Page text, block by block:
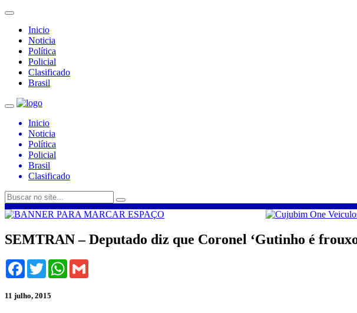
Inicio
Noticia
Política
Policial
Clasificado
Brasil
Inicio
Noticia
Política
Policial
Brasil
Clasificado
SEMTRAN – Deputado diz que Coronel ‘Gutinho é
Facebook
TwitterWhatsApp
11 julho, 2015